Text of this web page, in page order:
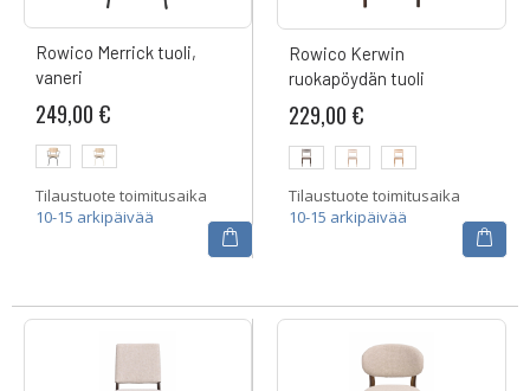
Rowico Merrick tuoli,
vaneri
249,00 €
Tilaustuote toimitusaika
10-15 arkipäivää
Rowico Kerwin
ruokapöydän tuoli
229,00 €
Tilaustuote toimitusaika
10-15 arkipäivää